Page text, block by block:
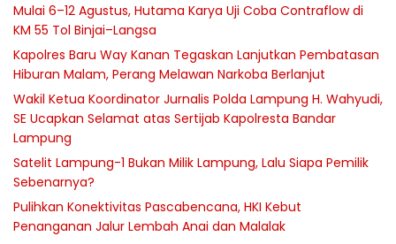
Mulai 6–12 Agustus, Hutama Karya Uji Coba Contraflow di
KM 55 Tol Binjai–Langsa
Kapolres Baru Way Kanan Tegaskan Lanjutkan Pembatasan
Hiburan Malam, Perang Melawan Narkoba Berlanjut
Wakil Ketua Koordinator Jurnalis Polda Lampung H. Wahyudi,
SE Ucapkan Selamat atas Sertijab Kapolresta Bandar
Lampung
Satelit Lampung-1 Bukan Milik Lampung, Lalu Siapa Pemilik
Sebenarnya?
Pulihkan Konektivitas Pascabencana, HKI Kebut
Penanganan Jalur Lembah Anai dan Malalak